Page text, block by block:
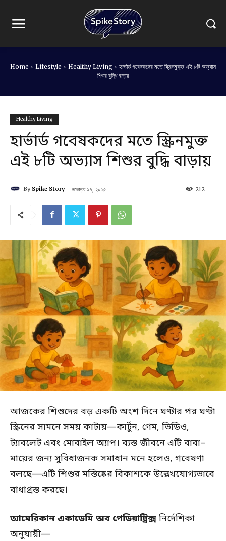
Home Lifestyle Healthy Living
হার্ভার্ড গবেষকদের মতে স্ক্রিনমুক্ত এই ৮টি অভ্যাস
শিশুর বুদ্ধি বাড়ায়
Healthy Living
হার্ভার্ড গবেষকদের মতে স্ক্রিনমুক্ত
এই ৮টি অভ্যাস শিশুর বুদ্ধি বাড়ায়
By Spike Story নভেম্বর ১৭, ২০২৫ 212
আজকের শিশুদের বড় একটি অংশ দিনে ঘণ্টার পর ঘণ্টা
স্ক্রিনের সামনে সময় কাটায়—কার্টুন, গেম, ভিডিও,
ট্যাবলেট এবং মোবাইল অ্যাপ। ব্যস্ত জীবনে এটি বাবা–
মায়ের জন্য সুবিধাজনক সমাধান মনে হলেও, গবেষণা
বলছে—এটি শিশুর মস্তিষ্কের বিকাশকে উল্লেখযোগ্যভাবে
বাধাগ্রস্ত করছে।
আমেরিকান একাডেমি অব পেডিয়াট্রিক্স নির্দেশিকা
অনুযায়ী—